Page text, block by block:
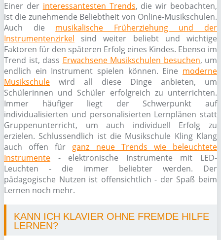
Einer der interessantesten Trends, die wir beobachten,
ist die zunehmende Beliebtheit von Online-Musikschulen.
Auch die musikalische Früherziehung und der
Instrumentenzirkel sind weiter beliebt und wichtige
Faktoren für den späteren Erfolg eines Kindes. Ebenso im
Trend ist, dass Erwachsene Musikschulen besuchen, um
endlich ein Instrument spielen können. Eine moderne
Musikschule wird all diese Dinge anbieten, um
Schülerinnen und Schüler erfolgreich zu unterrichten.
Immer häufiger liegt der Schwerpunkt auf
individualisierten und personalisierten Lernplänen statt
Gruppenunterricht, um auch individuell Erfolg zu
erzielen. Schlussendlich ist die Musikschule Kling Klang
auch offen für ganz neue Trends wie beleuchtete
Instrumente - elektronische Instrumente mit LED-
Leuchten - die immer beliebter werden. Der
pädagogische Nutzen ist offensichtlich - der Spaß beim
Lernen noch mehr.
KANN ICH KLAVIER OHNE FREMDE HILFE
LERNEN?